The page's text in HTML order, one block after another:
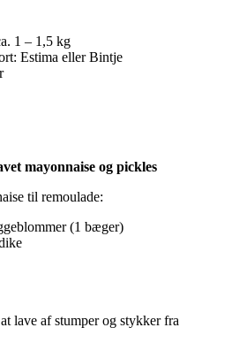
1 – 1,5 kg
Estima eller Bintje
mayonnaise og pickles
til remoulade:
(1 bæger)
lave af stumper og stykker fra